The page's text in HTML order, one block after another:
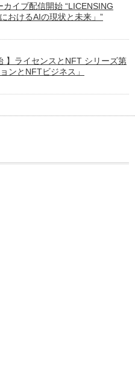
カイブ配信開始 “LICENSING
おけるAIの現状と未来」”
】ライセンスとNFT シリーズ第
ンとNFTビジネス」